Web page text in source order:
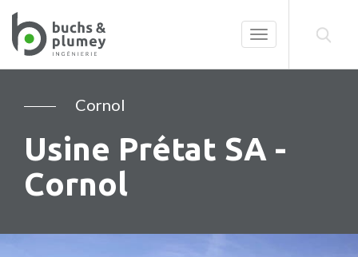
Toggle
navigation
Cornol
Usine Prétat SA -
Cornol